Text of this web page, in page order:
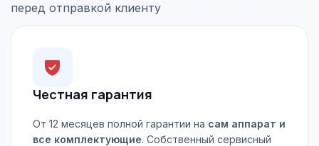
перед отправкой клиенту
Честная гарантия
От 12 месяцев полной гарантии на сам аппарат и
все комплектующие. Собственный сервисный